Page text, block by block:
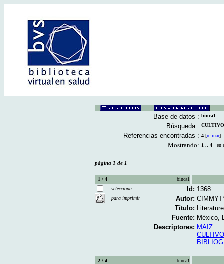
Base de datos : binca1
Búsqueda :
Referencias encontradas : 4 [refinar]
Mostrando: 1 .. 4 en
página 1 de 1
1 / 4
binca1
selecciona
para imprimir
Id: 1368
Autor:
Título:
Fuente: México,
Descriptores: MAIZ
2 / 4
binca1